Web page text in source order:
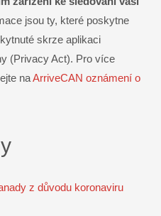
jsou ty, které poskytne
skrze aplikaci
(Privacy Act). Pro více
naArriveCAN oznámení o
z důvodu koronaviru